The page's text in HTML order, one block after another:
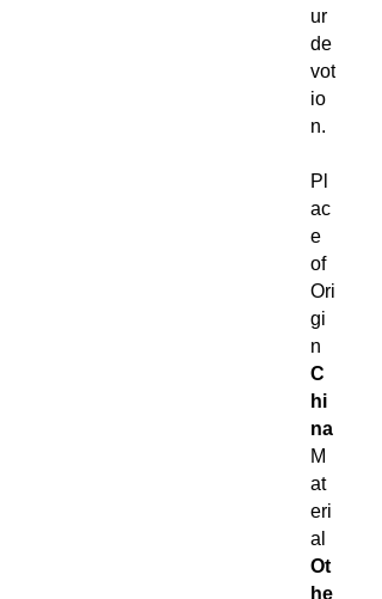
ur
de
vot
io
n.
Pl
ac
e
of
Ori
gi
n
C
hi
na
M
at
eri
al
Ot
he